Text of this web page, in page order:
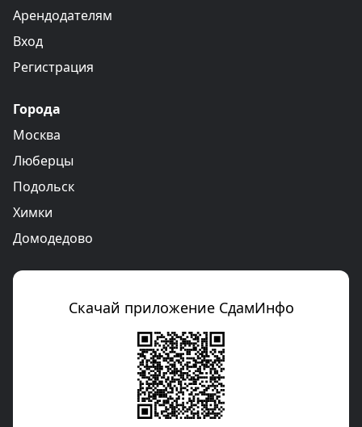
Арендодателям
Вход
Регистрация
Города
Москва
Люберцы
Подольск
Химки
Домодедово
Скачай приложение СдамИнфо